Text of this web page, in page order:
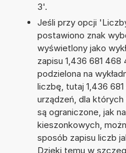
3'.
Jeśli przy opcji
postawiono znak
wyświetlony jako
zapisu 1,436 681 468
podzielona na
liczbę, tutaj 1,436
urządzeń, dla
są ograniczone, jak
kieszonkowych,
sposób zapisu liczb
Dzięki temu w